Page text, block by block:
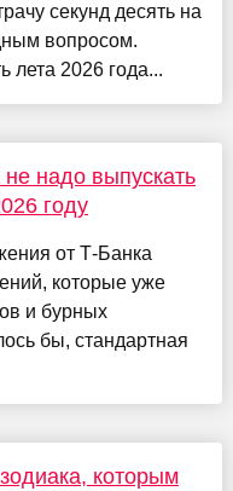
секунд десять на
вопросом.
лета 2026 года...
надо выпускать
году
от Т‑Банка
которые уже
и бурных
бы, стандартная
которым